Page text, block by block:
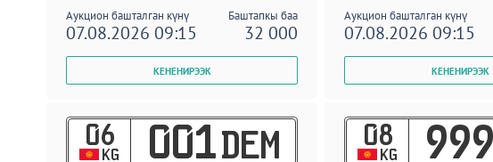
Аукцион башталган күнү Баштапкы баа
07.08.2026 09:15 32 000
Аукцион башталган күнү
07.08.2026 09:15
06
KG 001 DEM 08
KG 999